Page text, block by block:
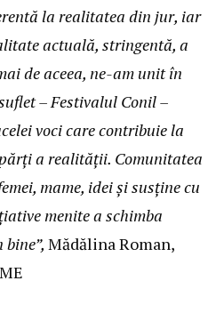
la realitatea din jur, iar
actuală, stringentă, a
de aceea, ne-am unit în
– Festivalul Conil –
voci care contribuie la
a realității. Comunitatea
mame, idei și susține cu
menite a schimba
Mădălina Roman,